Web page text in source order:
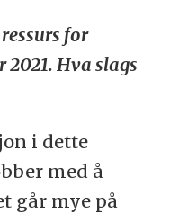
for
Hva slags
i dette
med å
går mye på